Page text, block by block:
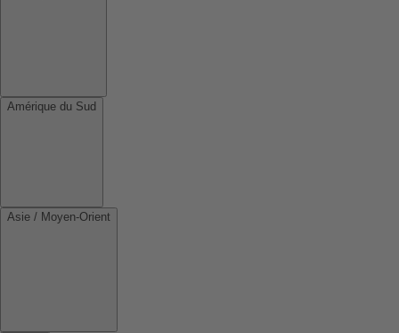
Amérique du Sud
Asie / Moyen-Orient